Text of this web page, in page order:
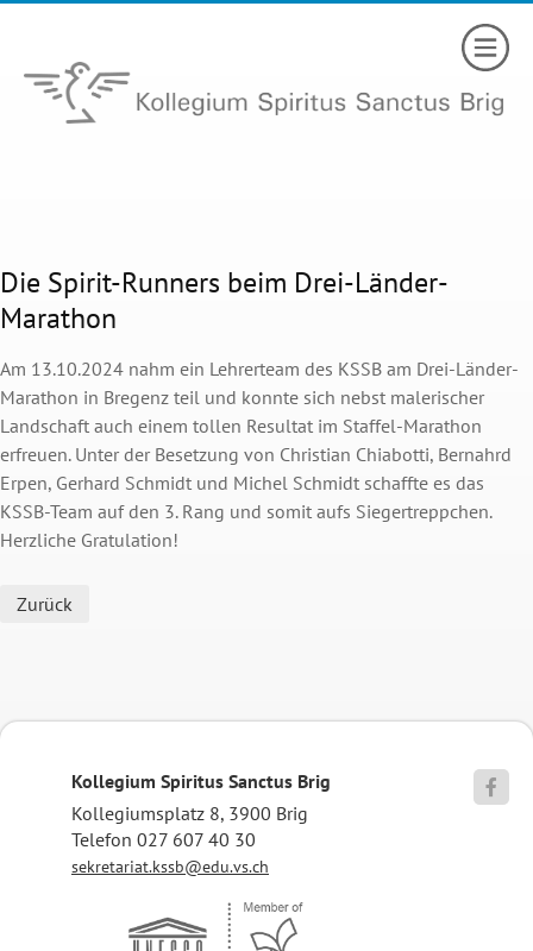
Die Spirit-Runners beim Drei-Länder-
Marathon
Am 13.10.2024 nahm ein Lehrerteam des KSSB am Drei-Länder-
Marathon in Bregenz teil und konnte sich nebst malerischer
Landschaft auch einem tollen Resultat im Staffel-Marathon
erfreuen. Unter der Besetzung von Christian Chiabotti, Bernahrd
Erpen, Gerhard Schmidt und Michel Schmidt schaffte es das
KSSB-Team auf den 3. Rang und somit aufs Siegertreppchen.
Herzliche Gratulation!
Zurück
Kollegium Spiritus Sanctus Brig
Kollegiumsplatz 8, 3900 Brig
Telefon 027 607 40 30
sekretariat.kssb@edu.vs.ch
